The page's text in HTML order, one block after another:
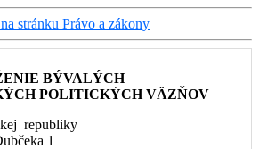
stránku Právo a zákony
BÝVALÝCH
POLITICKÝCH VÄZŇOV
republiky
1